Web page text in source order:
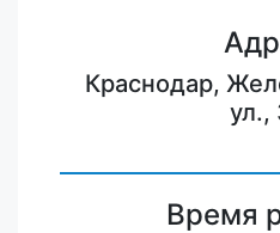
Краснодар,
ул.,
Время